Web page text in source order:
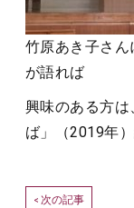
竹原あき子さ
が語れば
興味のある方
ば」（2019年
< 次の記事